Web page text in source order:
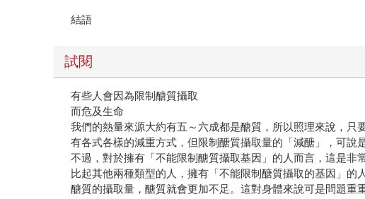
結語
試閱
有些人會因為限制醣質攝取
而危及生命
我們的熱量來源大約有五～六成都是醣質，所以照理來說，
有各式各樣的減重方式，但限制醣質攝取量的「減醣」，可說
不過，對於擁有「不能限制醣質攝取基因」的人而言，這是非
比起其他兩種類型的人，擁有「不能限制醣質攝取的基因」
醣質的攝取量，醣質就會更加不足。這對身體來說可是問題重